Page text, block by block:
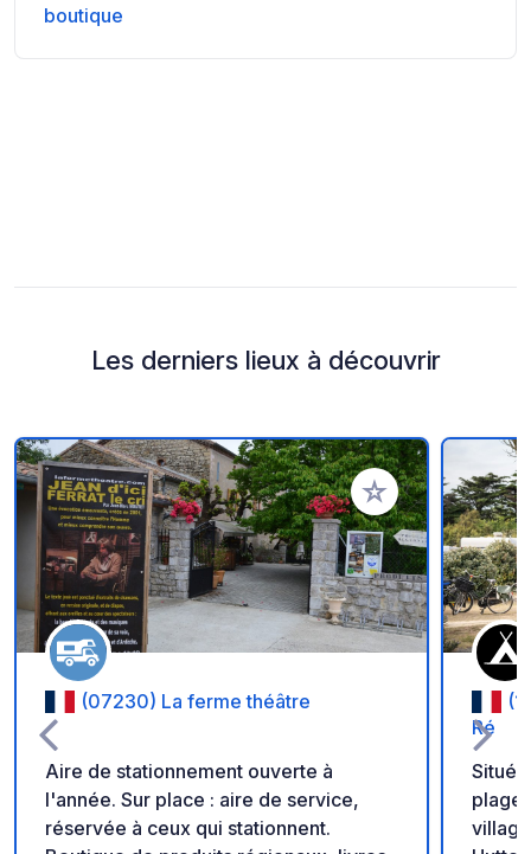
boutique
Les derniers lieux à découvrir
Ajouter à vos
(07230) La ferme théâtre
Aire de stationnement ouverte à
l'année. Sur place : aire de service,
réservée à ceux qui stationnent.
Ré
Situé
plage